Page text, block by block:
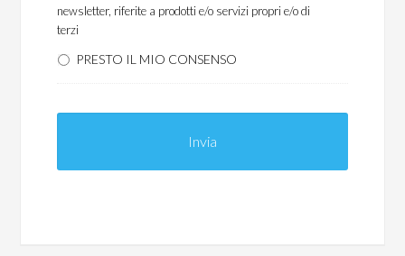
newsletter, riferite a prodotti e/o servizi propri e/o di
terzi
PRESTO IL MIO CONSENSO